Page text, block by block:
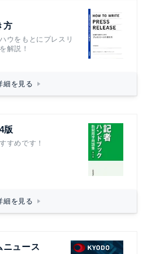
方
ウをもとにプレスリ
解説！
細を見る
版
すめです！
細を見る
ニュース